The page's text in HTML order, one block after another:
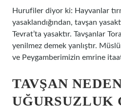
Hurufiler diyor ki: Hayvanlar
yasaklandığından, tavşan
Tevrat’ta yasaktır. Tavşanlar
yenilmez demek yanlıştır.
ve Peygamberimizin emrine
TAVŞAN
UĞURSUZLUK